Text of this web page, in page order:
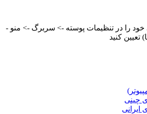
را در تنظیمات پوسته -> سربرگ -> منو -
تعیین کنید
چینی
ایرانی